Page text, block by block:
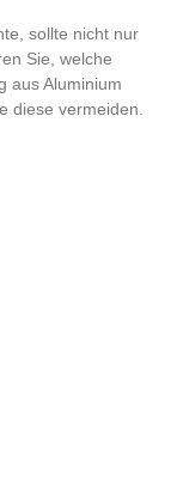
sollte nicht nur
Sie, welche
aus Aluminium
diese vermeiden.